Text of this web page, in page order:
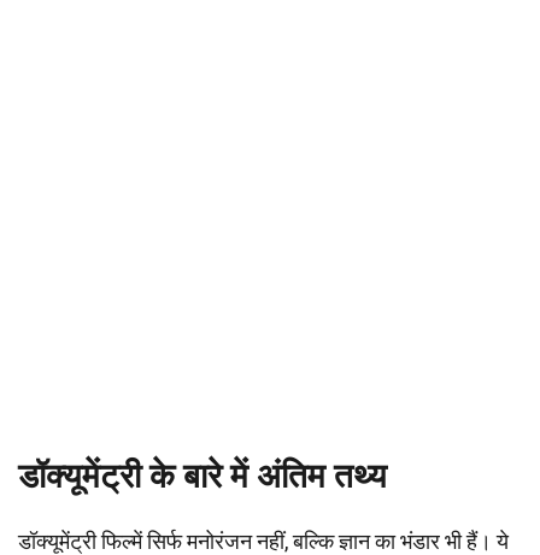
डॉक्यूमेंट्री के बारे में अंतिम तथ्य
डॉक्यूमेंट्री फिल्में सिर्फ मनोरंजन नहीं, बल्कि ज्ञान का भंडार भी हैं। ये